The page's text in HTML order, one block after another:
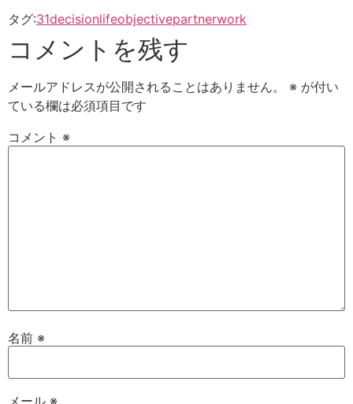
タグ:31decisionlifeobjectivepartnerwork
コメントを残す
メールアドレスが公開されることはありません。 ※ が付い
ている欄は必須項目です
コメント ※
名前 ※
メール ※